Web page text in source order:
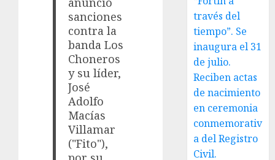
sanciones
contra la
banda Los
Choneros
y su líder,
José
Adolfo
Macías
Villamar
("Fito"),
través del
tiempo”. Se
inaugura el 31
de julio.
Reciben actas
de nacimiento
en ceremonia
conmemorativ
a del Registro
Civil.